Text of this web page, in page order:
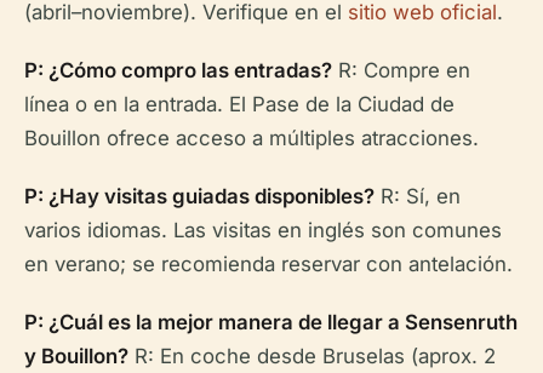
(abril–noviembre). Verifique en el sitio web oficial.
P: ¿Cómo compro las entradas? R: Compre en
línea o en la entrada. El Pase de la Ciudad de
Bouillon ofrece acceso a múltiples atracciones.
P: ¿Hay visitas guiadas disponibles? R: Sí, en
varios idiomas. Las visitas en inglés son comunes
en verano; se recomienda reservar con antelación.
P: ¿Cuál es la mejor manera de llegar a Sensenruth
y Bouillon? R: En coche desde Bruselas (aprox. 2